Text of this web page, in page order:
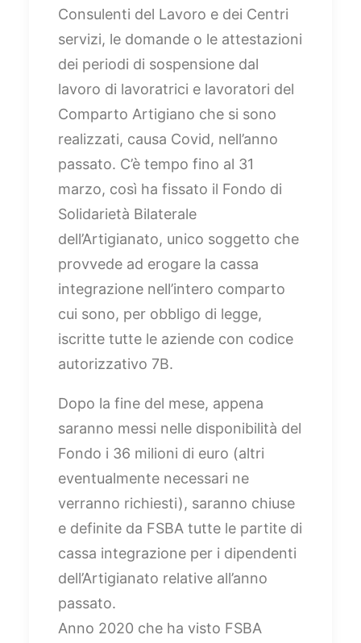
Consulenti del Lavoro e dei Centri
servizi, le domande o le attestazioni
dei periodi di sospensione dal
lavoro di lavoratrici e lavoratori del
Comparto Artigiano che si sono
realizzati, causa Covid, nell’anno
passato. C’è tempo fino al 31
marzo, così ha fissato il Fondo di
Solidarietà Bilaterale
dell’Artigianato, unico soggetto che
provvede ad erogare la cassa
integrazione nell’intero comparto
cui sono, per obbligo di legge,
iscritte tutte le aziende con codice
autorizzativo 7B.
Dopo la fine del mese, appena
saranno messi nelle disponibilità del
Fondo i 36 milioni di euro (altri
eventualmente necessari ne
verranno richiesti), saranno chiuse
e definite da FSBA tutte le partite di
cassa integrazione per i dipendenti
dell’Artigianato relative all’anno
passato.
Anno 2020 che ha visto FSBA